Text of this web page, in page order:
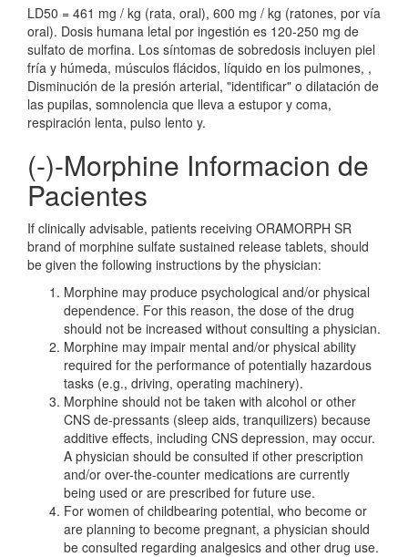
LD50 = 461 mg / kg (rata, oral), 600 mg / kg (ratones, por vía
oral). Dosis humana letal por ingestión es 120-250 mg de
sulfato de morfina. Los síntomas de sobredosis incluyen piel
fría y húmeda, músculos flácidos, líquido en los pulmones, ,
Disminución de la presión arterial, "identificar" o dilatación de
las pupilas, somnolencia que lleva a estupor y coma,
respiración lenta, pulso lento y.
(-)-Morphine Informacion de
Pacientes
If clinically advisable, patients receiving ORAMORPH SR
brand of morphine sulfate sustained release tablets, should
be given the following instructions by the physician:
Morphine may produce psychological and/or physical
dependence. For this reason, the dose of the drug
should not be increased without consulting a physician.
Morphine may impair mental and/or physical ability
required for the performance of potentially hazardous
tasks (e.g., driving, operating machinery).
Morphine should not be taken with alcohol or other
CNS de-pressants (sleep aids, tranquilizers) because
additive effects, including CNS depression, may occur.
A physician should be consulted if other prescription
and/or over-the-counter medications are currently
being used or are prescribed for future use.
For women of childbearing potential, who become or
are planning to become pregnant, a physician should
be consulted regarding analgesics and other drug use.